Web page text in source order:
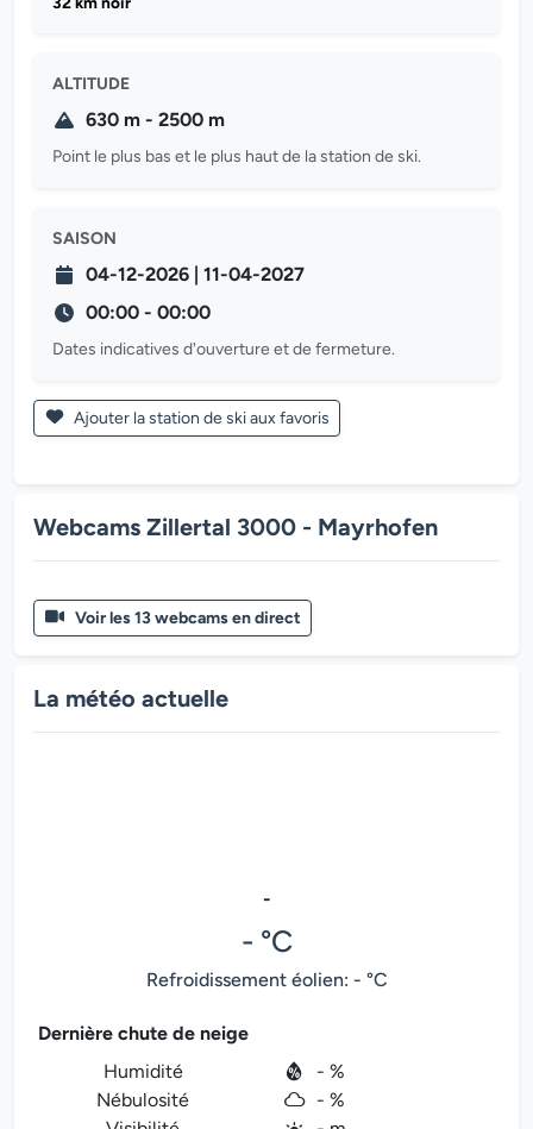
ALTITUDE
630 m - 2500 m
Point le plus bas et le plus haut de la station de ski.
SAISON
04-12-2026 | 11-04-2027
00:00 - 00:00
Dates indicatives d'ouverture et de fermeture.
Ajouter la station de ski aux favoris
Webcams Zillertal 3000 - Mayrhofen
Voir les 13 webcams en direct
La météo actuelle
-
- °C
Refroidissement éolien: - °C
Dernière chute de neige
Humidité
- %
Nébulosité
- %